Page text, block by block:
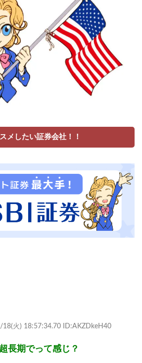
メしたい証券会社！！
火) 18:57:34.70 ID:AKZDkeH40
長期でって感じ？